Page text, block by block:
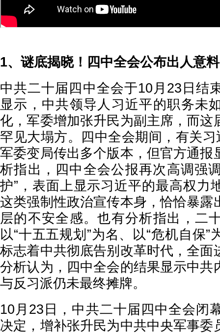
1、谜底揭晓！四中全会公布出人意
中共二十届四中全会于10月23日结
显示，中共领导人习近平的职务未
化，军委增加张升民为副主席，而这
罕见大塌方。四中全会期间，有关习
军委变局传出多个版本，但官方通报
析指出，四中全会公报再次高调强
护”，表面上显示习近平的最高权力
这类强制性政治宣传本身，恰恰暴露
层的不安全感。也有分析指出，二
以“十五五规划”为名、以“危机自保
标志着中共彻底告别改革时代，全面
分析认为，四中全会的结果显示中共
与反习派仍未最终摊牌。
10月23日，中共二十届四中全会闭
决定，增补张升民为中共中央军事委